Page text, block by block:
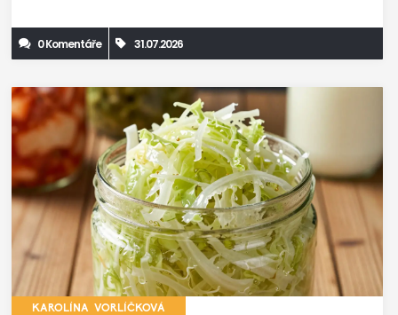
0 Komentáře 31.07.2026
KAROLÍNA VORLÍČKOVÁ